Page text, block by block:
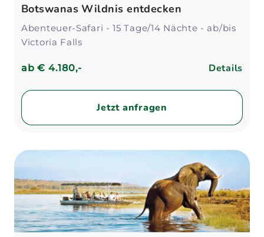
Botswanas Wildnis entdecken
Abenteuer-Safari - 15 Tage/14 Nächte - ab/bis
Victoria Falls
ab€ 4.180,- Details
Jetzt anfragen